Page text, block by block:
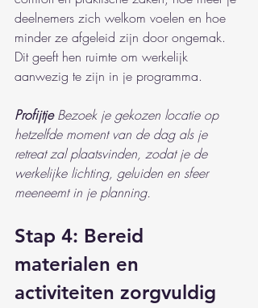
deelnemers zich welkom voelen en hoe
minder ze afgeleid zijn door ongemak.
Dit geeft hen ruimte om werkelijk
aanwezig te zijn in je programma.
Profijtje Bezoek je gekozen locatie op
hetzelfde moment van de dag als je
retreat zal plaatsvinden, zodat je de
werkelijke lichting, geluiden en sfeer
meeneemt in je planning.
Stap 4: Bereid
materialen en
activiteiten zorgvuldig